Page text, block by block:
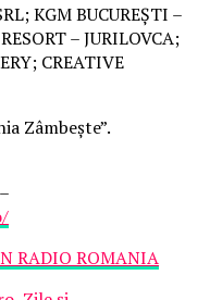
KGM BUCUREȘTI –
– JURILOVCA;
CREATIVE
Zâmbește”.
–
RADIO ROMANIA